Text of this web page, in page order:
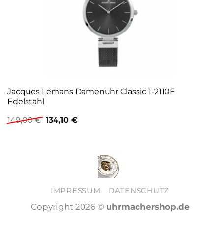
Jacques Lemans Damenuhr Classic 1-2110F
Edelstahl
149,00€ Ursprünglicher
Preis
134,10 €Aktueller
IMPRESSUM DATENSCHUTZ
Copyright 2026 © uhrmachershop.de